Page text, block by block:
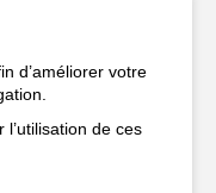
d’améliorer votre
de ces